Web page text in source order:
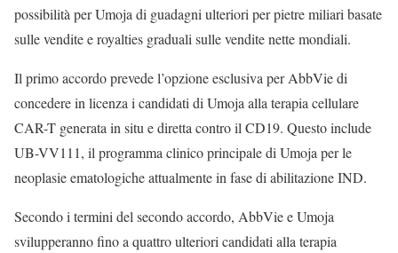
possibilità per Umoja di guadagni ulteriori per pietre miliari basate
sulle vendite e royalties graduali sulle vendite nette mondiali.
Il primo accordo prevede l’opzione esclusiva per AbbVie di
concedere in licenza i candidati di Umoja alla terapia cellulare
CAR-T generata in situ e diretta contro il CD19. Questo include
UB-VV111, il programma clinico principale di Umoja per le
neoplasie ematologiche attualmente in fase di abilitazione IND.
Secondo i termini del secondo accordo, AbbVie e Umoja
svilupperanno fino a quattro ulteriori candidati alla terapia